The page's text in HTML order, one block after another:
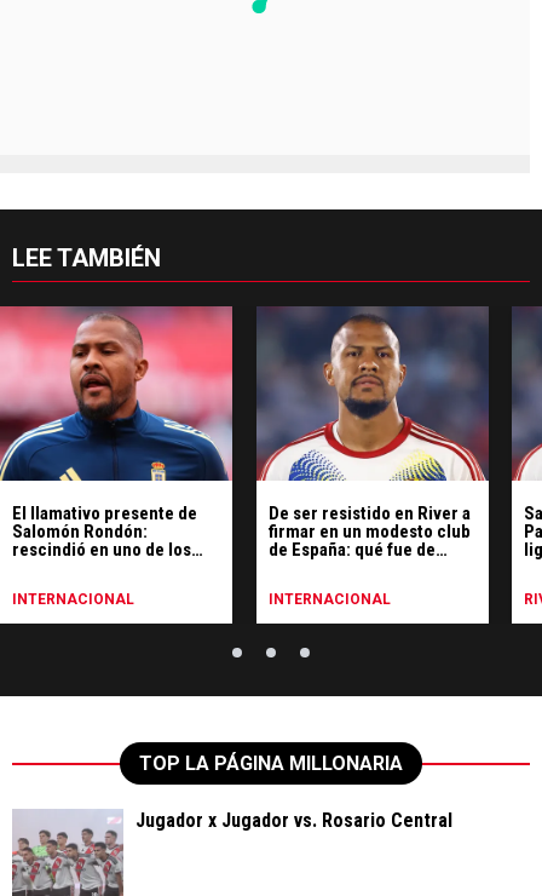
LEE TAMBIÉN
El llamativo presente de
Salomón Rondón:
rescindió en uno de los
INTERNACIONAL
De ser resistido en River a
firmar en un modesto club
de España: qué fue de
INTERNACIONAL
TOP LA PÁGINA MILLONARIA
Jugador x Jugador vs. Rosario Central